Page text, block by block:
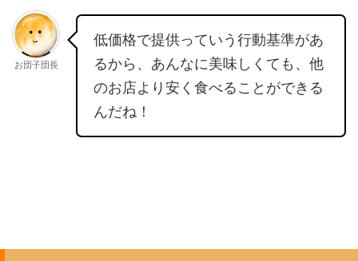
お団子団長
低価格で提供っていう行動基準があ
るから、あんなに美味しくても、他
のお店より安く食べることができる
んだね！